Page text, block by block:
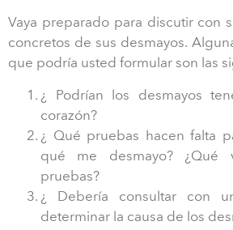
Vaya preparado para discutir con
concretos de sus desmayos.
que podría usted formular son las
¿ Podrían los desmayos
corazón?
¿ Qué pruebas hacen falta
qué me desmayo? ¿Qué
pruebas?
¿ Debería consultar con
determinar la causa de los